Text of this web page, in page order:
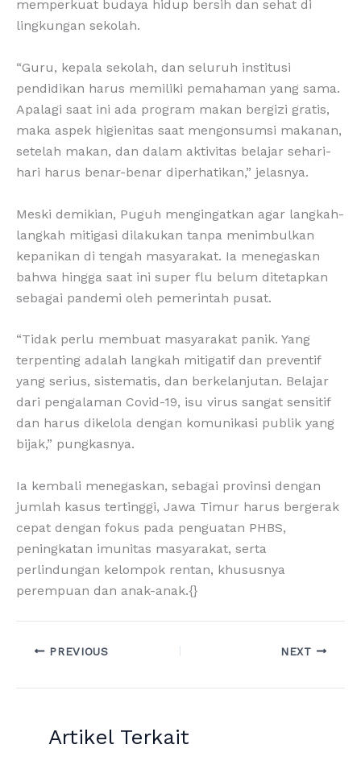
memperkuat budaya hidup bersih dan sehat di
lingkungan sekolah.
“Guru, kepala sekolah, dan seluruh institusi
pendidikan harus memiliki pemahaman yang sama.
Apalagi saat ini ada program makan bergizi gratis,
maka aspek higienitas saat mengonsumsi makanan,
setelah makan, dan dalam aktivitas belajar sehari-
hari harus benar-benar diperhatikan,” jelasnya.
Meski demikian, Puguh mengingatkan agar langkah-
langkah mitigasi dilakukan tanpa menimbulkan
kepanikan di tengah masyarakat. Ia menegaskan
bahwa hingga saat ini super flu belum ditetapkan
sebagai pandemi oleh pemerintah pusat.
“Tidak perlu membuat masyarakat panik. Yang
terpenting adalah langkah mitigatif dan preventif
yang serius, sistematis, dan berkelanjutan. Belajar
dari pengalaman Covid-19, isu virus sangat sensitif
dan harus dikelola dengan komunikasi publik yang
bijak,” pungkasnya.
Ia kembali menegaskan, sebagai provinsi dengan
jumlah kasus tertinggi, Jawa Timur harus bergerak
cepat dengan fokus pada penguatan PHBS,
peningkatan imunitas masyarakat, serta
perlindungan kelompok rentan, khususnya
perempuan dan anak-anak.{}
PREVIOUS NEXT
Artikel Terkait